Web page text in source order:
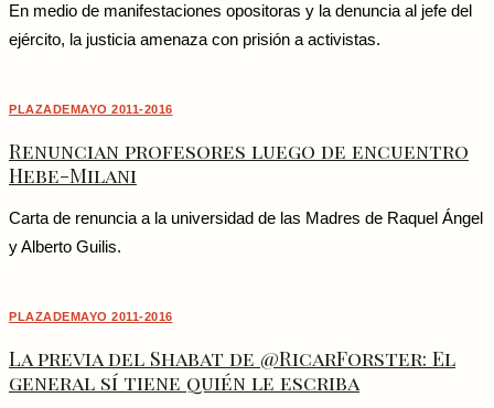
En medio de manifestaciones opositoras y la denuncia al jefe del
ejército, la justicia amenaza con prisión a activistas.
PLAZADEMAYO 2011-2016
Renuncian profesores luego de encuentro
Hebe-Milani
Carta de renuncia a la universidad de las Madres de Raquel Ángel
y Alberto Guilis.
PLAZADEMAYO 2011-2016
La previa del Shabat de @RicarForster: El
general sí tiene quién le escriba